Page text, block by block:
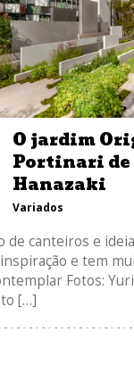
O jardim
Portinari de
Hanazaki
Variados
de canteiros e
e tem
Fotos:
[…]